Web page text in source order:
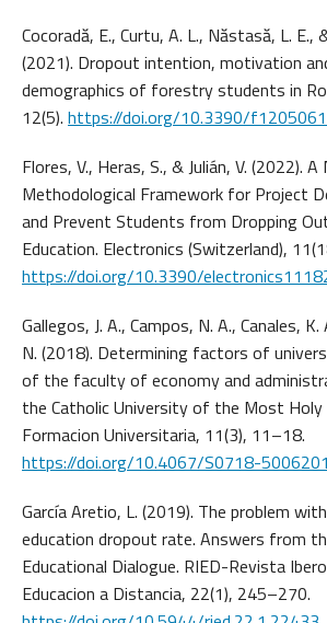
Cocoradă, E., Curtu, A. L., Năstasă, L. E.,
(2021). Dropout intention, motivation
demographics of forestry students in
12(5). https://doi.org/10.3390/
Flores, V., Heras, S., & Julián, V. (2022). A
Methodological Framework for Project
and Prevent Students from Dropping
Education. Electronics (Switzerland),
https://doi.org/10.3390/
Gallegos, J. A., Campos, N. A., Canales,
N. (2018). Determining factors of
of the faculty of economy and
the Catholic University of the Most Holy
Formacion Universitaria, 11(3), 11–18.
https://doi.org/10.4067/S0718-
García Aretio, L. (2019). The problem
education dropout rate. Answers from
Educational Dialogue. RIED-Revista
Educacion a Distancia, 22(1), 245–270.